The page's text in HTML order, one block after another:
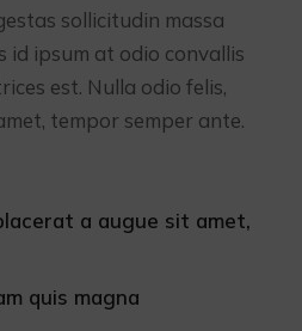
sollicitudin massa
id ipsum at odio convallis
est. Nulla odio felis,
tempor semper ante.
a augue sit amet,
quis magna